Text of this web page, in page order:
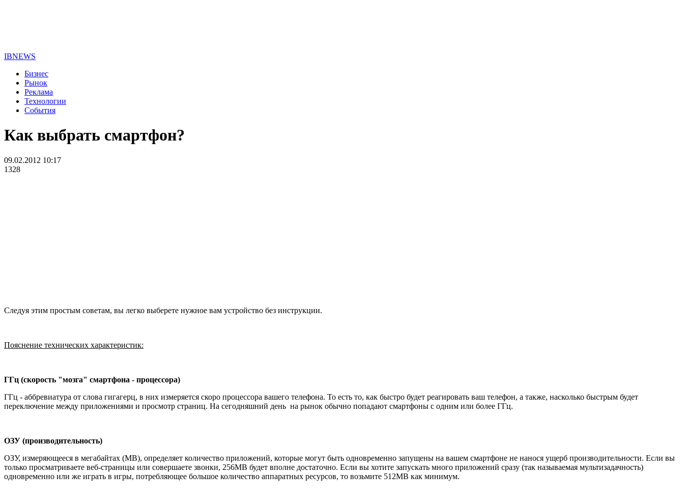
IBNEWS
Бизнес
Рынок
Реклама
Технологии
События
Как выбрать смартфон?
09.02.2012 10:17
1328
Следуя этим простым советам, вы легко выберете нужное вам устройство без инструкции.
Пояснение технических характеристик:
ГГц (скорость "мозга" смартфона - процессора)
ГГц - аббревиатура от слова гигагерц, в них измеряется скоро процессора вашего телефона. То есть то, как быстро будет реагировать ваш телефон, а также, насколько быстрым будет
переключение между приложениями и просмотр страниц. На сегодняшний день на рынок обычно попадают смартфоны с одним или более ГГц.
ОЗУ (производительность)
ОЗУ, измеряющееся в мегабайтах (MB), определяет количество приложений, которые могут быть одновременно запущены на вашем смартфоне не нанося ущерб производительности. Если вы
только просматриваете веб-страницы или совершаете звонки, 256MB будет вполне достаточно. Если вы хотите запускать много приложений сразу (так называемая мультизадачность)
одновременно или же играть в игры, потребляющее большое количество аппаратных ресурсов, то возьмите 512MB как минимум.